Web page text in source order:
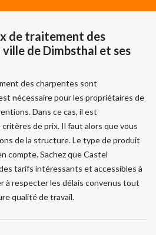
de traitement des
de Dimbsthal et ses
des charpentes sont
nécessaire pour les propriétaires de
Dans ce cas, il est
de prix. Il faut alors que vous
de la structure. Le type de produit
compte. Sachez que Castel
tarifs intéressants et accessibles à
à respecter les délais convenus tout
qualité de travail.